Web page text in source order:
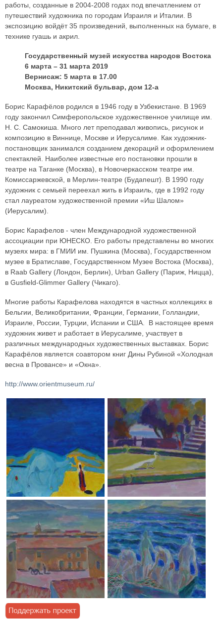
работы, созданные в 2004-2008 годах под впечатлением от
путешествий художника по городам Израиля и Италии. В
экспозицию войдёт 35 произведений, выполненных на бумаге, в
технике гуашь и акрил.
Государственный музей искусства народов Востока
6 марта – 31 марта 2019
Вернисаж: 5 марта в 17.00
Москва, Никитский бульвар, дом 12-а
Борис Карафёлов родился в 1946 году в Узбекистане. В 1969
году закончил Симферопольское художественное училище им.
Н. С. Самокиша. Много лет преподавал живопись, рисунок и
композицию в Виннице, Москве и Иерусалиме. Как художник-
постановщик занимался созданием декораций и оформлением
спектаклей. Наиболее известные его постановки прошли в
театре на Таганке (Москва), в Новочеркасском театре им.
Комиссаржевской, в Мерлин-театре (Будапешт). В 1990 году
художник с семьей переехал жить в Израиль, где в 1992 году
стал лауреатом художественной премии «Иш Шалом»
(Иерусалим).
Борис Карафелов - член Международной художественной
ассоциации при ЮНЕСКО. Его работы представлены во многих
музеях мира: в ГМИИ им. Пушкина (Москва), Государственном
музее в Братиславе, Государственном Музее Востока (Москва),
в Raab Gallery (Лондон, Берлин), Urban Gallery (Париж, Ницца),
в Gusfield-Glimmer Gallery (Чикаго).
Многие работы Карафелова находятся в частных коллекциях в
Бельгии, Великобритании, Франции, Германии, Голландии,
Израиле, России, Турции, Испании и США. В настоящее время
художник живет и работает в Иерусалиме, участвует в
различных международных художественных выставках. Борис
Карафёлов является соавтором книг Дины Рубиной «Холодная
весна в Провансе» и «Окна».
http://www.orientmuseum.ru/